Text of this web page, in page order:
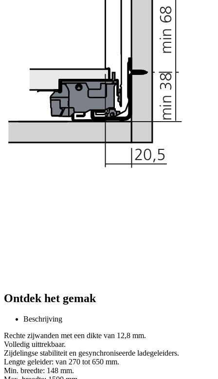
Ontdek het gemak
Beschrijving
Rechte zijwanden met een dikte van 12,8 mm.
Volledig uittrekbaar.
Zijdelingse stabiliteit en gesynchroniseerde ladegeleiders.
Lengte geleider: van 270 tot 650 mm.
Min. breedte: 148 mm.